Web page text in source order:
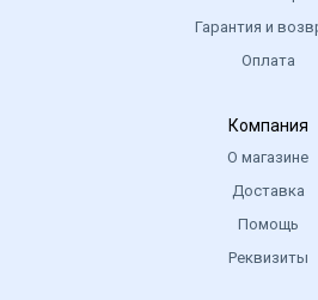
Гарантия и
Оплата
Компания
О магазине
Доставка
Помощь
Реквизиты